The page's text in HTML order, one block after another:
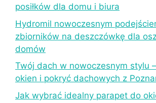
posiłków dla domu i biura
Hydromil nowoczesnym
zbiorników na deszczówkę dla
domów
Twój dach w nowoczesnym stylu
okien i pokryć dachowych z
Jak wybrać idealny parapet do